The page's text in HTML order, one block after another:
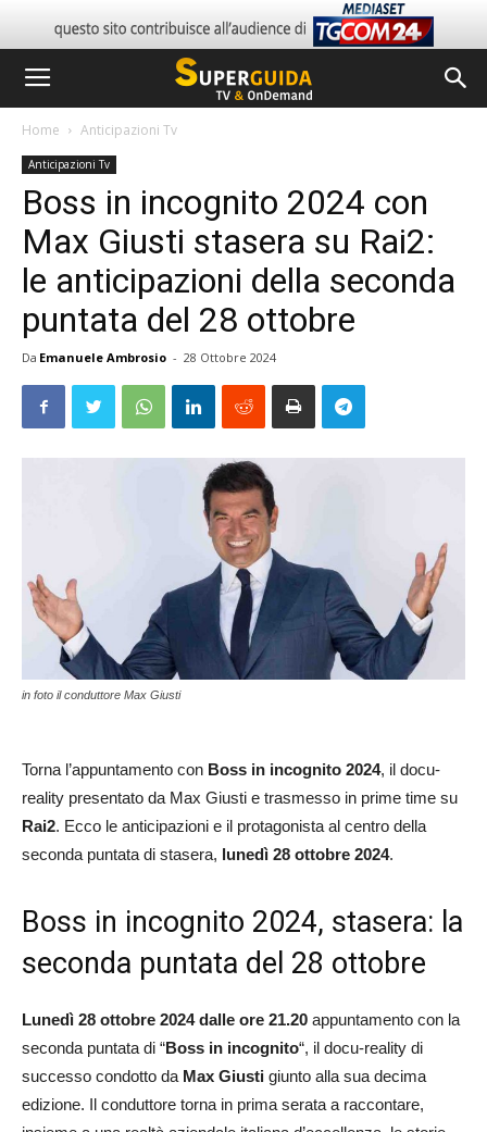
Home Anticipazioni Tv
Anticipazioni Tv
Boss in incognito 2024 con
Max Giusti stasera su Rai2:
le anticipazioni della seconda
puntata del 28 ottobre
Da Emanuele Ambrosio - 28 Ottobre 2024
in foto il conduttore Max Giusti
Torna l’appuntamento con Boss in incognito 2024, il docu-
reality presentato da Max Giusti e trasmesso in prime time su
Rai2. Ecco le anticipazioni e il protagonista al centro della
seconda puntata di stasera, lunedì 28 ottobre 2024.
Boss in incognito 2024, stasera: la
seconda puntata del 28 ottobre
Lunedì 28 ottobre 2024 dalle ore 21.20 appuntamento con la
seconda puntata di “Boss in incognito“, il docu-reality di
successo condotto da Max Giusti giunto alla sua decima
edizione. Il conduttore torna in prima serata a raccontare,